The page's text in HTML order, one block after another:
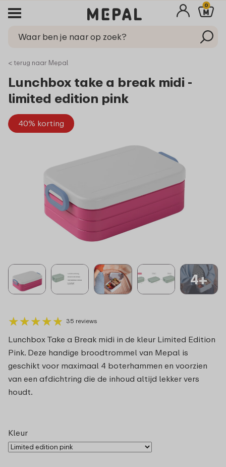
0
< terug naar Mepal
Lunchbox take a break midi -
limited edition pink
40% korting
4+
★★★★★
★★★★★ 35 reviews
Lunchbox Take a Break midi in de kleur Limited Edition
Pink. Deze handige broodtrommel van Mepal is
geschikt voor maximaal 4 boterhammen en voorzien
van een afdichtring die de inhoud altijd lekker vers
houdt.
Kleur